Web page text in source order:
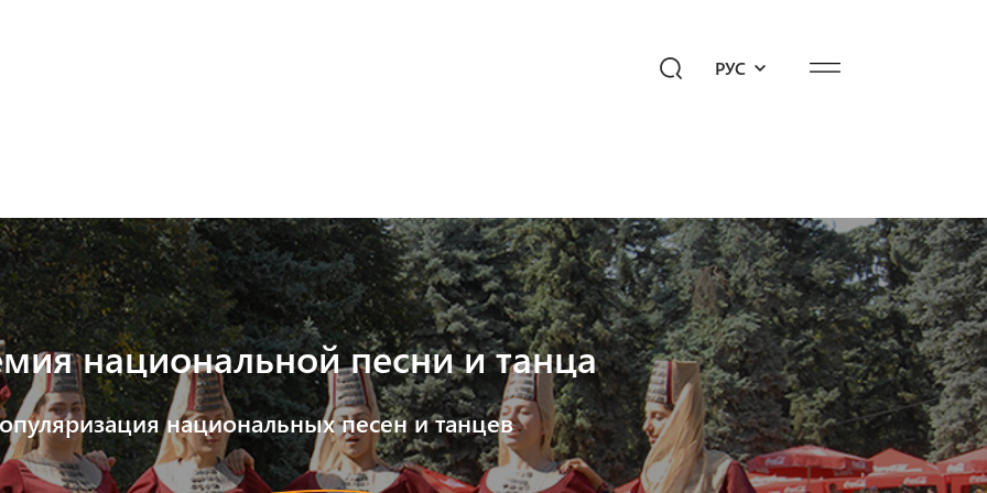
РУС
Мероприятия
Вопросы к «Айб»
Подари будущее!
национальной песни и танца
национальных песен и танцев